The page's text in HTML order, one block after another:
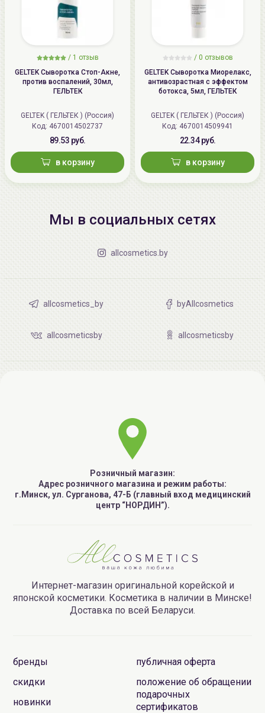
/ 1 отзыв
GELTEK Сыворотка Стоп-Акне,
против воспалений, 30мл,
ГЕЛЬТЕК
GELTEK ( ГЕЛЬТЕК ) (Россия)
Код: 4670014502737
89.53 руб.
в корзину
/ 0 отзывов
GELTEK Сыворотка Миорелакс,
антивозрастная с эффектом
ботокса, 5мл, ГЕЛЬТЕК
GELTEK ( ГЕЛЬТЕК ) (Россия)
Код: 4670014509941
22.34 руб.
в корзину
Мы в социальных сетях
allcosmetics.by
allcosmetics_by byAllcosmetics
allcosmeticsby allcosmeticsby
Розничный магазин:
Адрес розничного магазина и режим работы:
г.Минск, ул. Сурганова, 47-Б (главный вход медицинский
центр “НОРДИН”).
Интернет-магазин оригинальной корейской и
японской косметики. Косметика в наличии в Минске!
Доставка по всей Беларуси.
бренды
скидки
новинки
публичная оферта
положение об обращении
подарочных
сертификатов